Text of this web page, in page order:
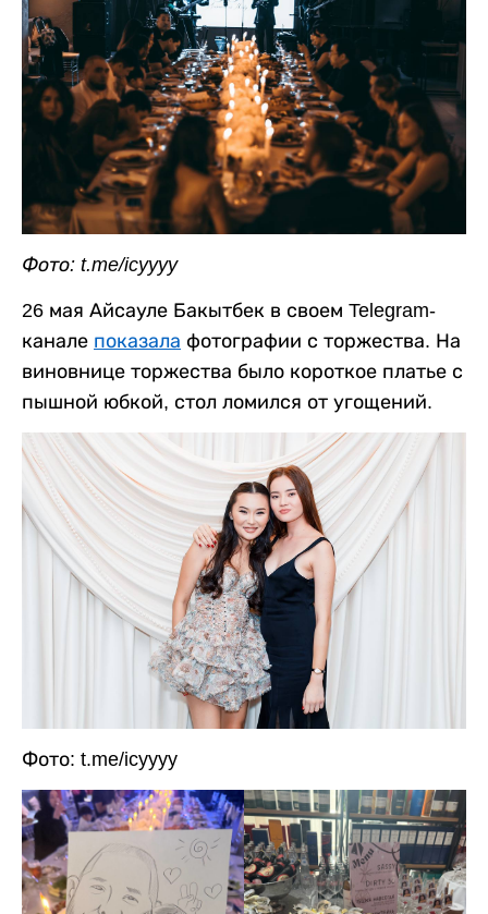
Фото: t.me/icyyyy
26 мая Айсауле Бакытбек в своем Telegram-
канале показала фотографии с торжества. На
виновнице торжества было короткое платье с
пышной юбкой, стол ломился от угощений.
Фото: t.me/icyyyy